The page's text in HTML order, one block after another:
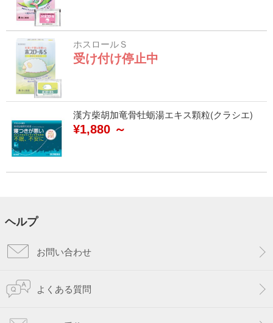
ホスロールＳ
受け付け停止中
漢方柴胡加竜骨牡蛎湯エキス顆粒(クラシエ)
¥1,880 ～
ヘルプ
お問い合わせ
よくある質問